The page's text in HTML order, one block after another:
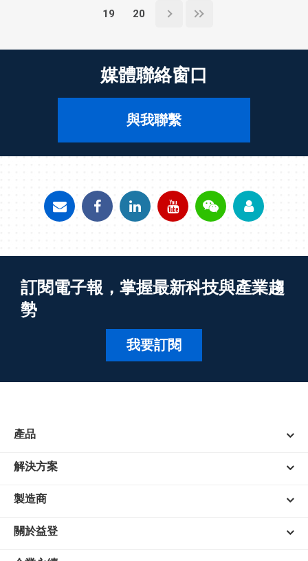
19 20
媒體聯絡窗口
與我聯繫
訂閱電子報，掌握最新科技與產業趨
勢
我要訂閱
產品
解決方案
製造商
關於益登